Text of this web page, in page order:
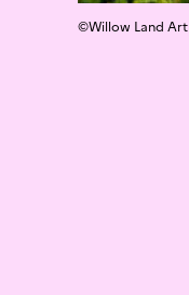
©Willow Land Art